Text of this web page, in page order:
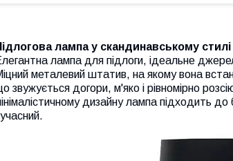
лампа у скандинавському стилі
лампа для підлоги, ідеальне
металевий штатив, на якому вона
звужується догори, м'яко і рівномірно
дизайну лампа підходить